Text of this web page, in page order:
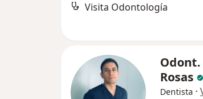
Visita Odontología
Odont.
Rosas
Dentista ·